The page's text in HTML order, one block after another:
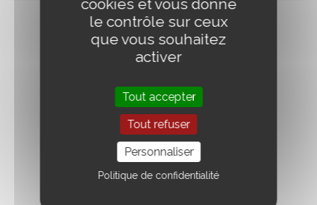
cookies et vous donne
le contrôle sur ceux
que vous souhaitez
activer
Tout accepter
Tout refuser
Personnaliser
Politique de confidentialité